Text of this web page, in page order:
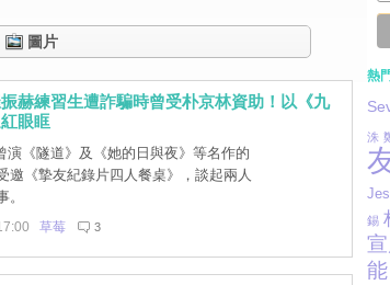
圖片
振赫練習生遭詐騙時曾受朴京林資助！以《九
眼眶
《隧道》及《她的日與夜》等名作的
邀《摯友紀錄片四人餐桌》，談起兩人
草莓 3
熱
洙
錫
能